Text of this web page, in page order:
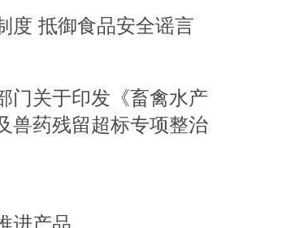
度 抵御食品安全谣言
门关于印发《畜禽水产
兽药残留超标专项整治